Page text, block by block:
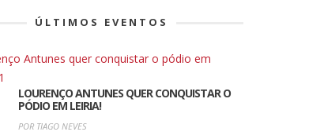
ÚLTIMOS EVENTOS
LOURENÇO ANTUNES QUER CONQUISTAR O
PÓDIO EM LEIRIA!
POR TIAGO NEVES